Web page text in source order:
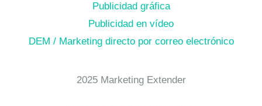
Publicidad gráfica
Publicidad en vídeo
DEM / Marketing directo por correo electrónico
2025 Marketing Extender